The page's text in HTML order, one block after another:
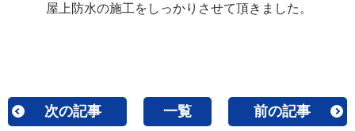
屋上防水の施工をしっかりさせて頂きました。
次の記事 一覧 前の記事